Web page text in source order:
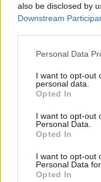
also be disclosed by
Downstream
Please note that this
not limited to your
grant or deny
use your data for
consent section.
Personal Data
I want to opt-out
personal data.
Opted In
I want to opt-out
Personal Data.
Opted In
I want to opt-out
Personal Data
Opted In
ÁTADJÁK A
KRESZ-PARKOT